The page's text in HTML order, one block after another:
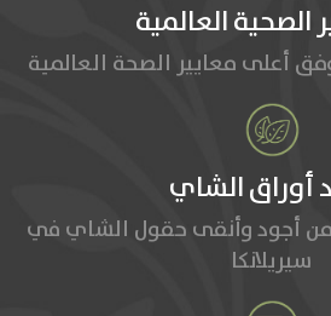
الصحية العالمية
أعلى معايير الصحة العالمية
أوراق الشاي
أجود وأنقى حقول الشاي في
سيريلانكا